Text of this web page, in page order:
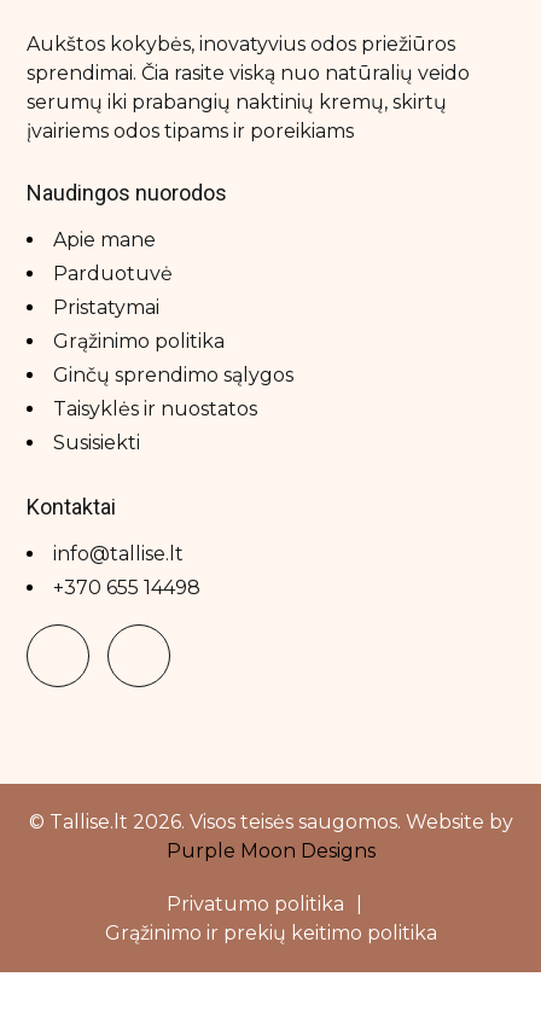
Aukštos kokybės, inovatyvius odos priežiūros
sprendimai. Čia rasite viską nuo natūralių veido
serumų iki prabangių naktinių kremų, skirtų
įvairiems odos tipams ir poreikiams
Naudingos nuorodos
Apie mane
Parduotuvė
Pristatymai
Grąžinimo politika
Ginčų sprendimo sąlygos
Taisyklės ir nuostatos
Susisiekti
Kontaktai
info@tallise.lt
+370 655 14498
© Tallise.lt 2026. Visos teisės saugomos. Website by
Purple Moon Designs
Privatumo politika
Grąžinimo ir prekių keitimo politika